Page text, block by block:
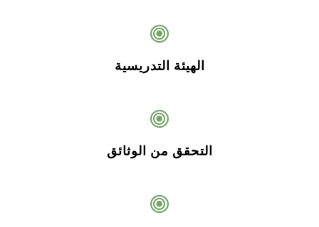
الهيئة التدريسية
التحقق من الوثائق